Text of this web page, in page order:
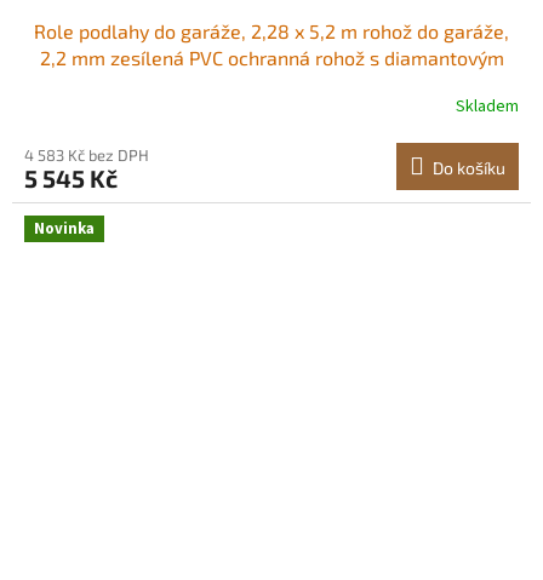
Role podlahy do garáže, 2,28 x 5,2 m rohož do garáže,
2,2 mm zesílená PVC ochranná rohož s diamantovým
se čistí pro sklady, tělocvičny, stříbrně šedá Flexibilní
Skladem
4 583 Kč bez DPH
5 545 Kč Do košíku
Novinka